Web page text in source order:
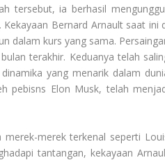
tersebut, ia berhasil
Bernard Arnault saat ini
dalam kurs yang sama.
terakhir. Keduanya telah
yang menarik dalam
pebisns Elon Musk, telah
merek terkenal seperti
tantangan, kekayaan